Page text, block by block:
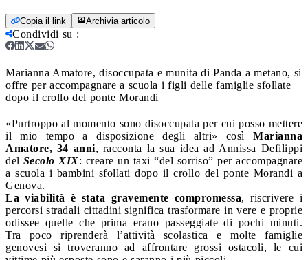
Copia il link Archivia articolo
Condividi su :
Marianna Amatore, disoccupata e munita di Panda a metano, si
offre per accompagnare a scuola i figli delle famiglie sfollate
dopo il crollo del ponte Morandi
«Purtroppo al momento sono disoccupata per cui posso mettere
il mio tempo a disposizione degli altri» così Marianna
Amatore, 34 anni, racconta la sua idea ad Annissa Defilippi
del Secolo XIX: creare un taxi “del sorriso” per accompagnare
a scuola i bambini sfollati dopo il crollo del ponte Morandi a
Genova.
La viabilità è stata gravemente compromessa, riscrivere i
percorsi stradali cittadini significa trasformare in vere e proprie
odissee quelle che prima erano passeggiate di pochi minuti.
Tra poco riprenderà l’attività scolastica e molte famiglie
genovesi si troveranno ad affrontare grossi ostacoli, le cui